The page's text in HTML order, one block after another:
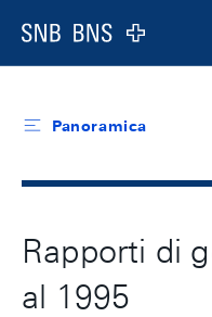
Logo
Panoramica
Rapporti di
al 1995